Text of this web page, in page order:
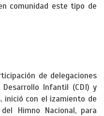
comunidad este tipo de
de delegaciones
Infantil (CDI) y
inició con el izamiento de
Himno Nacional, para